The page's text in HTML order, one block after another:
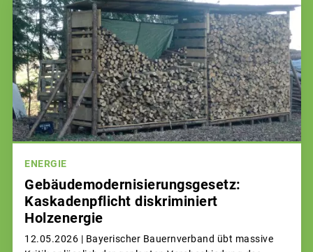
ENERGIE
Gebäudemodernisierungsgesetz:
Kaskadenpflicht diskriminiert
Holzenergie
12.05.2026 | Bayerischer Bauernverband übt massive